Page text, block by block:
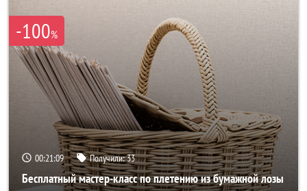
-100%
00:21:06 Получили:33
Бесплатный мастер-класс по плетению из бумажной лозы